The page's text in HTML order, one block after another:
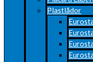
Plastlådor